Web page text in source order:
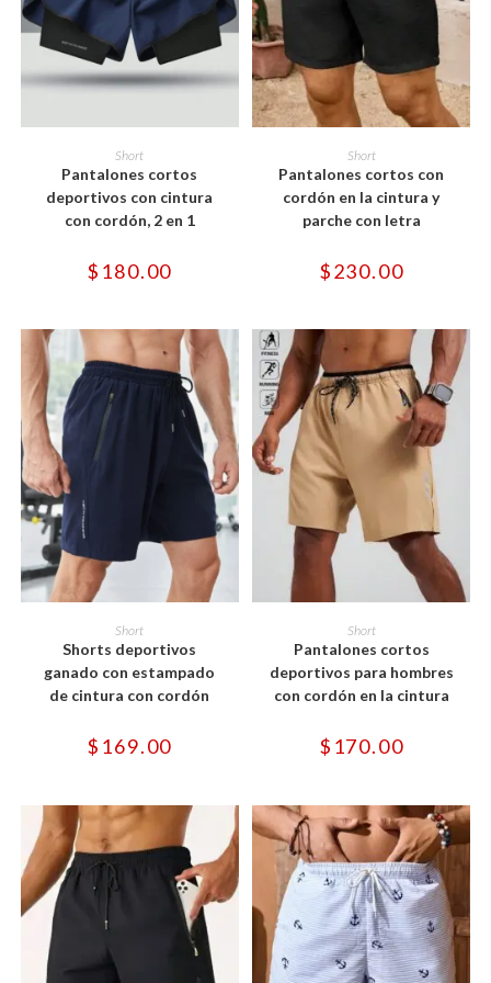
SELECCIONAR OPCIONES
Este
producto
tiene
múltiples
variantes.
opciones
elegir
de
producto
Short
Pantalones cortos
deportivos con cintura
con cordón, 2 en 1
$ 180.00
SELECCIONAR OPCIONES
Este
producto
tiene
múltiples
variantes.
opciones
elegir
de
producto
Short
Pantalones cortos con
cordón en la cintura y
parche con letra
$230.00
SELECCIONAR OPCIONES
Este
producto
tiene
múltiples
variantes.
opciones
elegir
de
producto
Short
Shorts deportivos
ganado con estampado
de cintura con cordón
$ 169.00
SELECCIONAR OPCIONES
Este
producto
tiene
múltiples
variantes.
opciones
elegir
de
producto
Short
Pantalones cortos
deportivos para hombres
con cordón en la cintura
$ 170.00